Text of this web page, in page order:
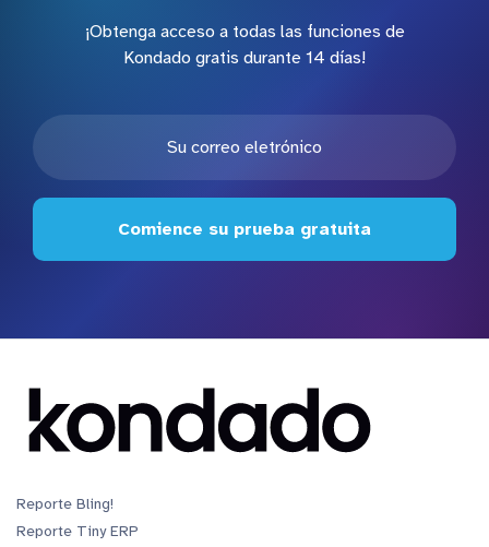
¡Obtenga acceso a todas las funciones de
Kondado gratis durante 14 días!
Comience su prueba gratuita
Reporte Bling!
Reporte Tiny ERP